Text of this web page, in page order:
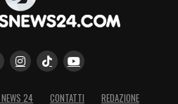
NEWS 24 CONTATTI REDAZIONE